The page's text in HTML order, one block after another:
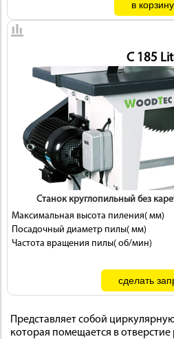
C 185
Станок круглопильный без
Максимальная высота пиления( мм)
Посадочный диаметр пилы( мм)
Частота вращения пилы( об/мин)
Представляет собой
которая помещается в отверстие